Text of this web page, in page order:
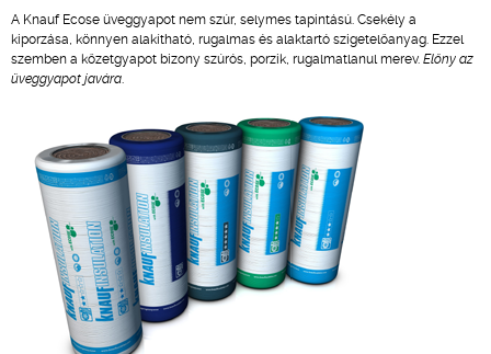
A Knauf Ecose üveggyapot nem szúr, selymes tapintású. Csekély a
kiporzása, könnyen alakítható, rugalmas és alaktartó szigetelőanyag. Ezzel
szemben a kőzetgyapot bizony szúrós, porzik, rugalmatlanul merev. Előny az
üveggyapot javára.